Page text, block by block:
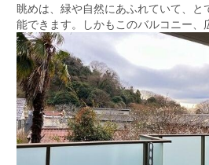
眺めは、緑や自然にあふれていて、と
能できます。しかもこのバルコニー、